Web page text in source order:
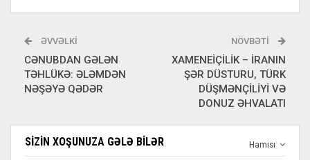
ƏVVƏLKI
CƏNUBDAN GƏLƏN
TƏHLÜKƏ: ƏLƏMDƏN
NƏŞƏYƏ QƏDƏR
NÖVBƏTI
XAMENEİÇİLİK – İRANIN
ŞƏR DÜSTURU, TÜRK
DÜŞMƏNÇİLİYİ VƏ
DONUZ ƏHVALATI
Hamısı
SIZIN XOŞUNUZA GƏLƏ BILƏR